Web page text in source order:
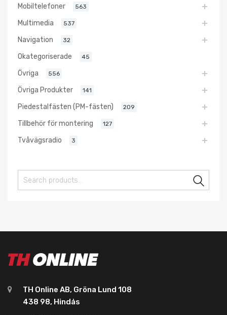
Mobiltelefoner 563
Multimedia 537
Navigation 32
Okategoriserade 45
Övriga 556
Övriga Produkter 141
Piedestalfästen (PM-fästen) 209
Tillbehör för montering 127
Tvåvägsradio 3
TH Online AB, Gröna Lund 108
438 98, Hindås